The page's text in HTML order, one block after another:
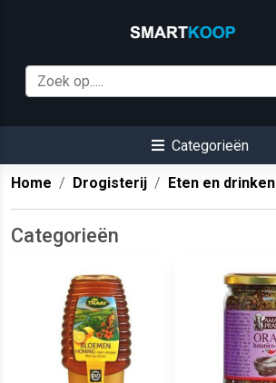
Categorieën
Home Drogisterij Eten en drinken
Categorieën